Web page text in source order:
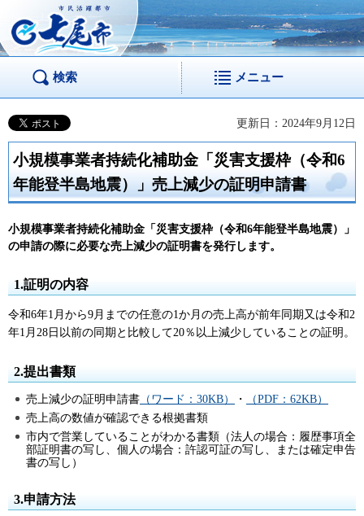
市民活躍都市 七尾
市
検索 メニュー
更新日：2024年9月12日
小規模事業者持続化補助金「災害支援枠（令和6
年能登半島地震）」売上減少の証明申請書
小規模事業者持続化補助金「災害支援枠（令和6年能登半島地震）」
の申請の際に必要な売上減少の証明書を発行します。
1.証明の内容
令和6年1月から9月までの任意の1か月の売上高が前年同期又は令和2
年1月28日以前の同期と比較して20％以上減少していることの証明。
2.提出書類
売上減少の証明申請書 （ワード：30KB） ・
（PDF：62KB）
売上高の数値が確認できる根拠書類
市内で営業していることがわかる書類（法人の場合：履歴事項全
部証明書の写し、個人の場合：許認可証の写し、または確定申告
書の写し）
3.申請方法